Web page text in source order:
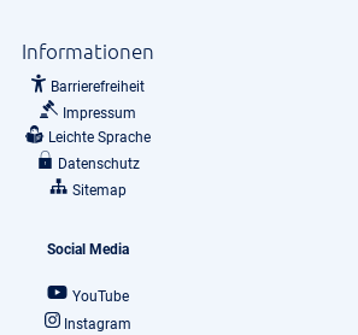
Informationen
Barrierefreiheit
Impressum
Leichte Sprache
Datenschutz
Sitemap
Social Media
YouTube
Instagram